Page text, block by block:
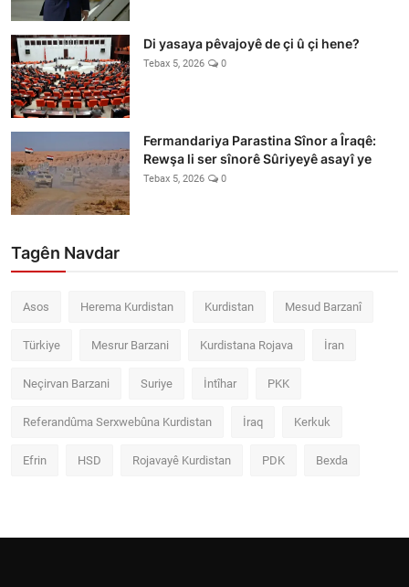
Di yasaya pêvajoyê de çi û çi hene?
Tebax 5, 2026 0
Fermandariya Parastina Sînor a Îraqê:
Rewşa li ser sînorê Sûriyeyê asayî ye
Tebax 5, 2026 0
Tagên Navdar
Asos Herema Kurdistan Kurdistan Mesud Barzanî
Türkiye Mesrur Barzani Kurdistana Rojava İran
Neçirvan Barzani Suriye İntîhar PKK
Referandûma Serxwebûna Kurdistan İraq Kerkuk
Efrin HSD Rojavayê Kurdistan PDK Bexda